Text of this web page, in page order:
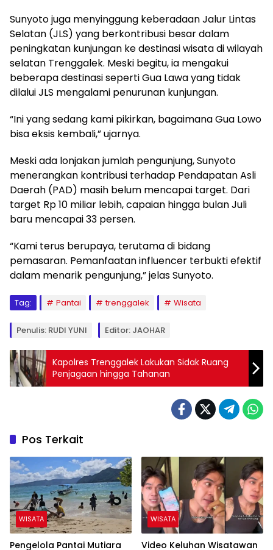
Sunyoto juga menyinggung keberadaan Jalur Lintas
Selatan (JLS) yang berkontribusi besar dalam
peningkatan kunjungan ke destinasi wisata di wilayah
selatan Trenggalek. Meski begitu, ia mengakui
beberapa destinasi seperti Gua Lawa yang tidak
dilalui JLS mengalami penurunan kunjungan.
“Ini yang sedang kami pikirkan, bagaimana Gua Lowo
bisa eksis kembali,” ujarnya.
Meski ada lonjakan jumlah pengunjung, Sunyoto
menerangkan kontribusi terhadap Pendapatan Asli
Daerah (PAD) masih belum mencapai target. Dari
target Rp 10 miliar lebih, capaian hingga bulan Juli
baru mencapai 33 persen.
“Kami terus berupaya, terutama di bidang
pemasaran. Pemanfaatan influencer terbukti efektif
dalam menarik pengunjung,” jelas Sunyoto.
Tag: Pantai trenggalek Wisata
Penulis: RUDI YUNI Editor: JAOHAR
Kapolres Trenggalek Lakukan Sidak Ruang
Penjagaan hingga Tahanan
Pos Terkait
WISATA
Pengelola Pantai Mutiara
WISATA
Video Keluhan Wisatawan